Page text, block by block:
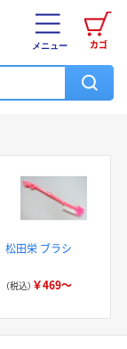
カゴ
メニュー
松田栄 ブラシ
（税込） ￥469～